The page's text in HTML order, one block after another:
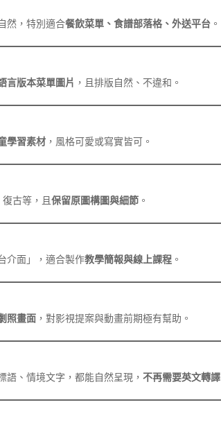
然，特別適合餐飲菜單、食譜部落格、外送平台 。
言版本菜單圖片 ，且排版自然、不違和。
學習素材 ，風格可愛或寫實皆可。
古等，且保留原圖構圖與細節 。
介面」，適合製作教學簡報與線上課程 。
照畫面 ，對影視提案與動畫前期極有幫助。
語、情境文字，都能自然呈現，不再需要英文轉譯